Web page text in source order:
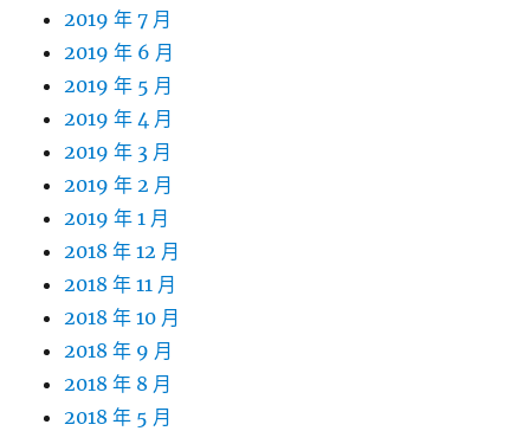
2019 年 7 月
2019 年 6 月
2019 年 5 月
2019 年 4 月
2019 年 3 月
2019 年 2 月
2019 年 1 月
2018 年 12 月
2018 年 11 月
2018 年 10 月
2018 年 9 月
2018 年 8 月
2018 年 5 月